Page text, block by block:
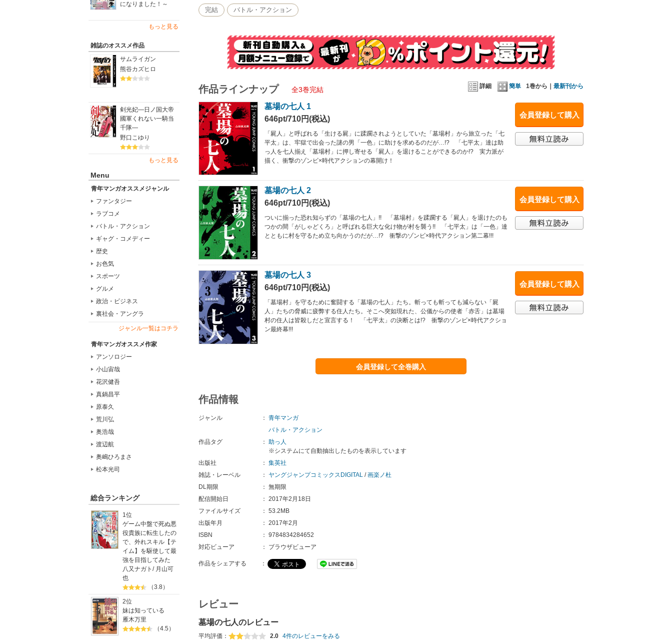
になりました！～
もっと見る
雑誌のオススメ作品
サムライガン
熊谷カズヒロ
剣光妃―日ノ国大帝
國軍くれない一騎当
千隊―
野口こゆり
もっと見る
Menu
青年マンガオススメジャンル
ファンタジー
ラブコメ
バトル・アクション
ギャグ・コメディー
歴史
お色気
スポーツ
グルメ
政治・ビジネス
裏社会・アングラ
ジャンル一覧はコチラ
青年マンガオススメ作家
アンソロジー
小山宙哉
花沢健吾
真鍋昌平
原泰久
荒川弘
奥浩哉
渡辺航
奥嶋ひろまさ
松本光司
総合ランキング
1位
ゲーム中盤で死ぬ悪
役貴族に転生したの
で、外れスキル【テ
イム】を駆使して最
強を目指してみた
八又ナガト / 月山可
也
（3.8）
2位
妹は知っている
雁木万里
（4.5）
完結 バトル・アクション
詳細 簡単 1巻から｜ 最新刊から
作品ラインナップ 全3巻完結
会員登録して購入
墓場の七人 1
646pt/710円(税込)
「屍人」と呼ばれる「生ける屍」に蹂躙されようとしていた「墓場村」から旅立った「七
平太」は、牢獄で出会った謎の男「一色」に助けを求めるのだが…!? 「七平太」達は助
っ人を七人揃え「墓場村」に押し寄せる「屍人」を退けることができるのか!? 実力派が
描く、衝撃のゾンビ×時代アクションの幕開け！
会員登録して購入
墓場の七人 2
646pt/710円(税込)
ついに揃った恐れ知らずの「墓場の七人」!! 「墓場村」を蹂躙する「屍人」を退けたのも
つかの間「がしゃどくろ」と呼ばれる巨大な化け物が村を襲う!! 「七平太」は「一色」達
とともに村を守るため立ち向かうのだが…!? 衝撃のゾンビ×時代アクション第二幕!!!
会員登録して購入
墓場の七人 3
646pt/710円(税込)
「墓場村」を守るために奮闘する「墓場の七人」たち。斬っても斬っても減らない「屍
人」たちの脅威に疲弊する住人たち。そこへ突如現れた、公儀からの使者「赤舌」は墓場
村の住人は皆殺しだと宣言する！ 「七平太」の決断とは!? 衝撃のゾンビ×時代アクショ
ン最終幕!!!
会員登録して全巻購入
作品情報
ジャンル ： 青年マンガ
バトル・アクション
作品タグ
：
助っ人
※システムにて自動抽出したものを表示しています
出版社
： 集英社
雑誌・レーベル
： ヤングジャンプコミックスDIGITAL /画楽ノ杜
DL期限
： 無期限
配信開始日
： 2017年2月18日
ファイルサイズ
： 53.2MB
出版年月
： 2017年2月
ISBN
： 9784834284652
対応ビューア
： ブラウザビューア
作品をシェアする ：
レビュー
墓場の七人のレビュー
平均評価： 2.0 4件のレビューをみる